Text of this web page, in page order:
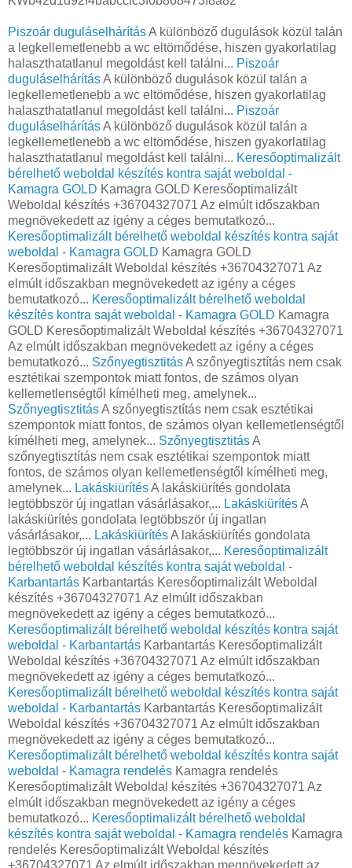
Piszoár duguláselhárításA különböző dugulások közül talán
a legkellemetlenebb a wc eltömődése, hiszen gyakorlatilag
halaszthatatlanul megoldást kell találni... Piszoár
duguláselhárításA különböző dugulások közül talán a
legkellemetlenebb a wc eltömődése, hiszen gyakorlatilag
halaszthatatlanul megoldást kell találni... Piszoár
duguláselhárításA különböző dugulások közül talán a
legkellemetlenebb a wc eltömődése, hiszen gyakorlatilag
halaszthatatlanul megoldást kell találni... Keresőoptimalizált
bérelhető weboldal készítés kontra saját weboldal -
Kamagra GOLD Kamagra GOLD Keresőoptimalizált
Weboldal készítés +36704327071 Az elmúlt időszakban
megnövekedett az igény a céges bemutatkozó...
Keresőoptimalizált bérelhető weboldal készítés kontra saját
weboldal - Kamagra GOLD Kamagra GOLD
Keresőoptimalizált Weboldal készítés +36704327071 Az
elmúlt időszakban megnövekedett az igény a céges
bemutatkozó... Keresőoptimalizált bérelhető weboldal
készítés kontra saját weboldal - Kamagra GOLD Kamagra
GOLD Keresőoptimalizált Weboldal készítés +36704327071
Az elmúlt időszakban megnövekedett az igény a céges
bemutatkozó... SzőnyegtisztitásA szőnyegtisztítás nem csak
esztétikai szempontok miatt fontos, de számos olyan
kellemetlenségtől kímélheti meg, amelynek...
SzőnyegtisztitásA szőnyegtisztítás nem csak esztétikai
szempontok miatt fontos, de számos olyan kellemetlenségtől
kímélheti meg, amelynek... SzőnyegtisztitásA
szőnyegtisztítás nem csak esztétikai szempontok miatt
fontos, de számos olyan kellemetlenségtől kímélheti meg,
amelynek... LakáskiürítésA lakáskiürítés gondolata
legtöbbször új ingatlan vásárlásakor,... LakáskiürítésA
lakáskiürítés gondolata legtöbbször új ingatlan
vásárlásakor,... LakáskiürítésA lakáskiürítés gondolata
legtöbbször új ingatlan vásárlásakor,... Keresőoptimalizált
bérelhető weboldal készítés kontra saját weboldal -
Karbantartás Karbantartás Keresőoptimalizált Weboldal
készítés +36704327071 Az elmúlt időszakban
megnövekedett az igény a céges bemutatkozó...
Keresőoptimalizált bérelhető weboldal készítés kontra saját
weboldal - Karbantartás Karbantartás Keresőoptimalizált
Weboldal készítés +36704327071 Az elmúlt időszakban
megnövekedett az igény a céges bemutatkozó...
Keresőoptimalizált bérelhető weboldal készítés kontra saját
weboldal - Karbantartás Karbantartás Keresőoptimalizált
Weboldal készítés +36704327071 Az elmúlt időszakban
megnövekedett az igény a céges bemutatkozó...
Keresőoptimalizált bérelhető weboldal készítés kontra saját
weboldal - Kamagra rendelés Kamagra rendelés
Keresőoptimalizált Weboldal készítés +36704327071 Az
elmúlt időszakban megnövekedett az igény a céges
bemutatkozó... Keresőoptimalizált bérelhető weboldal
készítés kontra saját weboldal - Kamagra rendelés Kamagra
rendelés Keresőoptimalizált Weboldal készítés
+36704327071 Az elmúlt időszakban megnövekedett az